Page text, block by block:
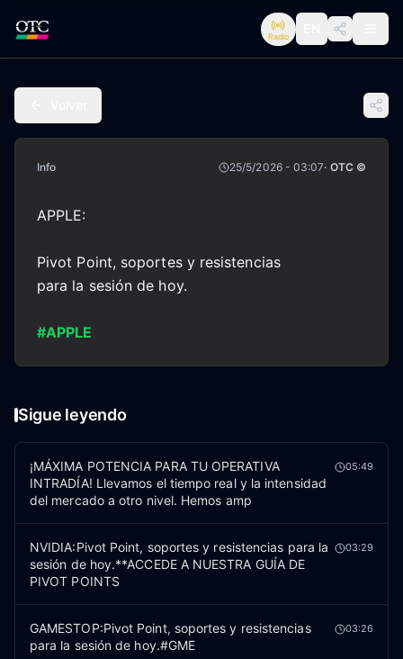
Radio
Info 25/5/2026 - 03:07· OTC ©
APPLE:
Pivot Point, soportes y resistencias
para la sesión de hoy.
#APPLE
Sigue leyendo
¡MÁXIMA POTENCIA PARA TU OPERATIVA
INTRADÍA! Llevamos el tiempo real y la intensidad
del mercado a otro nivel. Hemos amp
05:49
NVIDIA:Pivot Point, soportes y resistencias para la
sesión de hoy.**ACCEDE A NUESTRA GUÍA DE
PIVOT POINTS
03:29
GAMESTOP:Pivot Point, soportes y resistencias
para la sesión de hoy.#GME
03:26